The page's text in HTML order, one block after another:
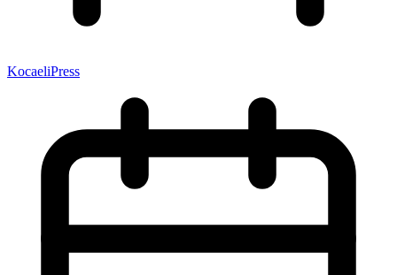
KocaeliPress